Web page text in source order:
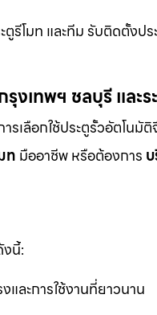
รีโมท และทีม รับติดตั้งป
งเทพฯ ชลบุรี และร
ลือกใช้ประตูรั้วอัตโนมัติ
ท มืออาชีพ หรือต้องการ
นี้:
ละการใช้งานที่ยาวนาน